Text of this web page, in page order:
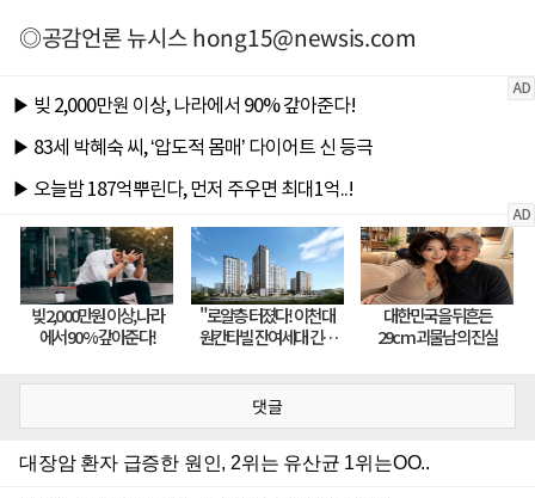
◎공감언론 뉴시스hong15@newsis.com
댓글